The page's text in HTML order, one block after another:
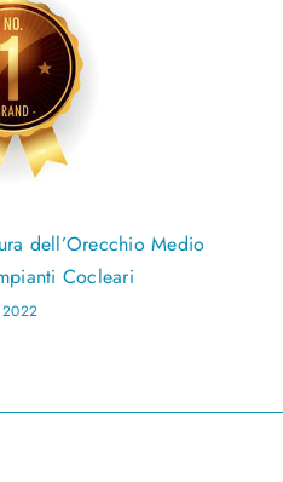
dell’Orecchio Medio
Cocleari
2022